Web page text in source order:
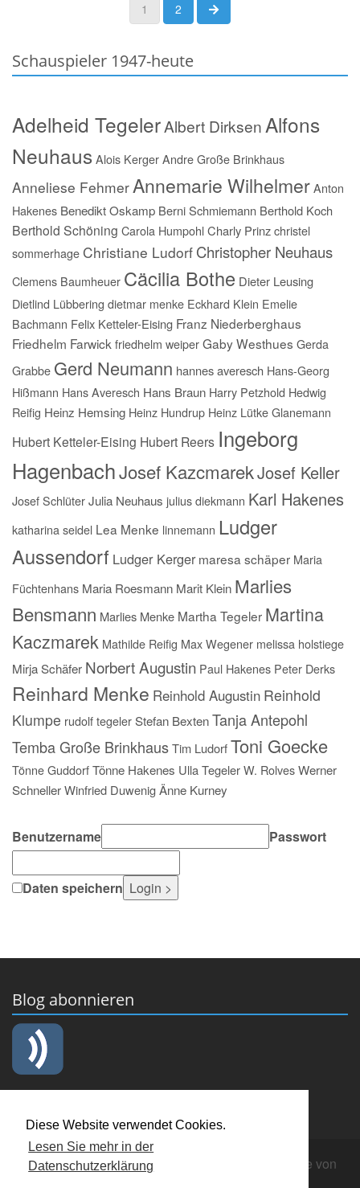
Diese Website verwendet Cookies.
Lesen Sie mehr in der
Datenschutzerklärung
1 2 nächste Seite
Schauspieler 1947-heute
Adelheid TegelerAlbert Dirksen Alfons
Neuhaus Alois KergerAndre Große Brinkhaus
Anneliese FehmerAnnemarie WilhelmerAnton
Hakenes Benedikt Oskamp Berni Schmiemann Berthold Koch
Berthold Schöning Carola HumpohlCharly Prinzchristel
sommerhage Christiane Ludorf Christopher Neuhaus
Clemens Baumheuer Cäcilia Bothe Dieter Leusing
Dietlind Lübbering dietmar menke Eckhard Klein Emelie
Bachmann Felix Ketteler-Eising Franz Niederberghaus
Friedhelm Farwick friedhelm weiperGaby Westhues Gerda
Grabbe Gerd Neumann hannes averesch Hans-Georg
Hißmann Hans Averesch Hans Braun Harry Petzhold Hedwig
Reifig Heinz Hemsing Heinz Hundrup Heinz Lütke Glanemann
Hubert Ketteler-Eising Hubert Reers Ingeborg
HagenbachJosef KazcmarekJosef Keller
Josef SchlüterJulia Neuhaus julius diekmann Karl Hakenes
katharina seidel Lea Menke linnemann Ludger
Aussendorf Ludger Kerger maresa schäper Maria
Füchtenhans Maria Roesmann Marit Klein Marlies
Bensmann Marlies Menke Martha Tegeler Martina
Kaczmarek Mathilde Reifig Max Wegener melissa holstiege
Mirja Schäfer Norbert Augustin Paul Hakenes Peter Derks
Reinhard Menke Reinhold Augustin Reinhold
Klumpe rudolf tegelerStefan BextenTanja Antepohl
Temba Große BrinkhausTim LudorfToni Goecke
Tönne GuddorfTönne Hakenes Ulla TegelerW. RolvesWerner
SchnellerWinfried DuwenigÄnne Kurney
Benutzername Passwort
Daten speichern
Blog abonnieren
Copyright © 2019 Männerchor "Cäcilia" Nienberge von